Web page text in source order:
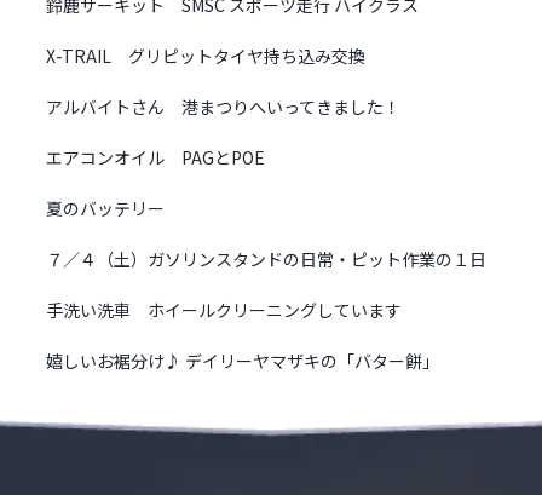
X-TRAIL グリピットタイヤ持ち込み交換
アルバイトさん 港まつりへいってきました！
エアコンオイル PAGとPOE
夏のバッテリー
７／４（土）ガソリンスタンドの日常・ピット作業の１日
手洗い洗車 ホイールクリーニングしています
嬉しいお裾分け♪ デイリーヤマザキの「バター餅」